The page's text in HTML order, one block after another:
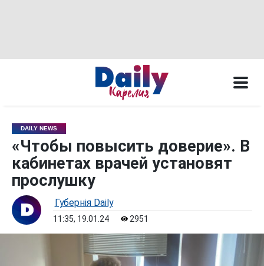
DAILY NEWS
«Чтобы повысить доверие». В
кабинетах врачей установят
прослушку
Губернiя Daily
11:35, 19.01.24 2951